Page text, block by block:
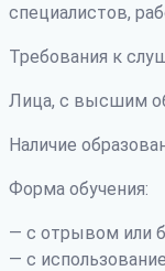
специалистов,
Требования к
Лица, с высшим
Наличие
Форма обучения:
— с отрывом или
— с